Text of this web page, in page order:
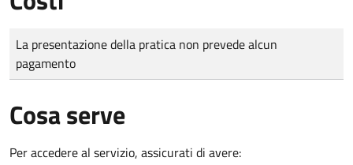
Tipo di pagamento
Importo
La presentazione della pratica non prevede alcun
pagamento
Cosa serve
Per accedere al servizio, assicurati di avere: